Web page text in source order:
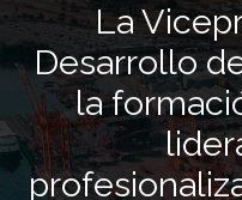
La
Desarrollo
la